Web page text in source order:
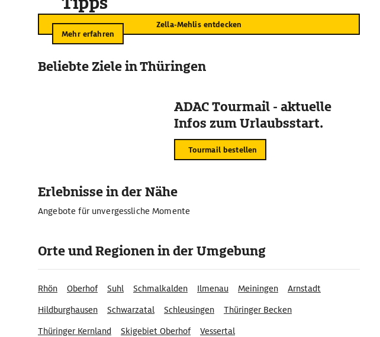
Zella-Mehlis entdecken
Mehr erfahren
Beliebte Ziele in Thüringen
ADAC Tourmail - aktuelle
Infos zum Urlaubsstart.
Tourmail bestellen
Erlebnisse in der Nähe
Angebote für unvergessliche Momente
Orte und Regionen in der Umgebung
Rhön Oberhof Suhl Schmalkalden Ilmenau Meiningen
Arnstadt
Hildburghausen
Schwarzatal Schleusingen
Thüringer Becken
Thüringer Kernland
Skigebiet Oberhof Vessertal